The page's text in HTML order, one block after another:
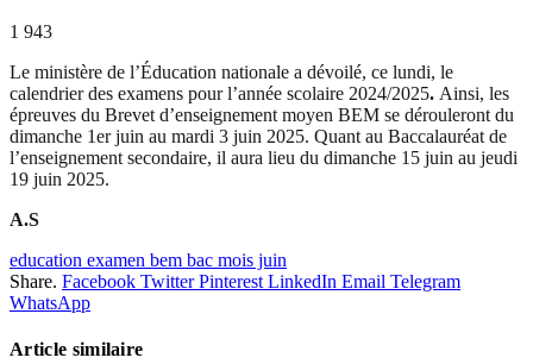
1 943
Le ministère de l’Éducation nationale a dévoilé, ce lundi, le
calendrier des examens pour l’année scolaire 2024/2025. Ainsi, les
épreuves du Brevet d’enseignement moyen BEM se dérouleront du
dimanche 1er juin au mardi 3 juin 2025. Quant au Baccalauréat de
l’enseignement secondaire, il aura lieu du dimanche 15 juin au jeudi
19 juin 2025.
A.S
education examen bem bac mois juin
Share. Facebook Twitter Pinterest LinkedIn Email Telegram
WhatsApp
Article similaire